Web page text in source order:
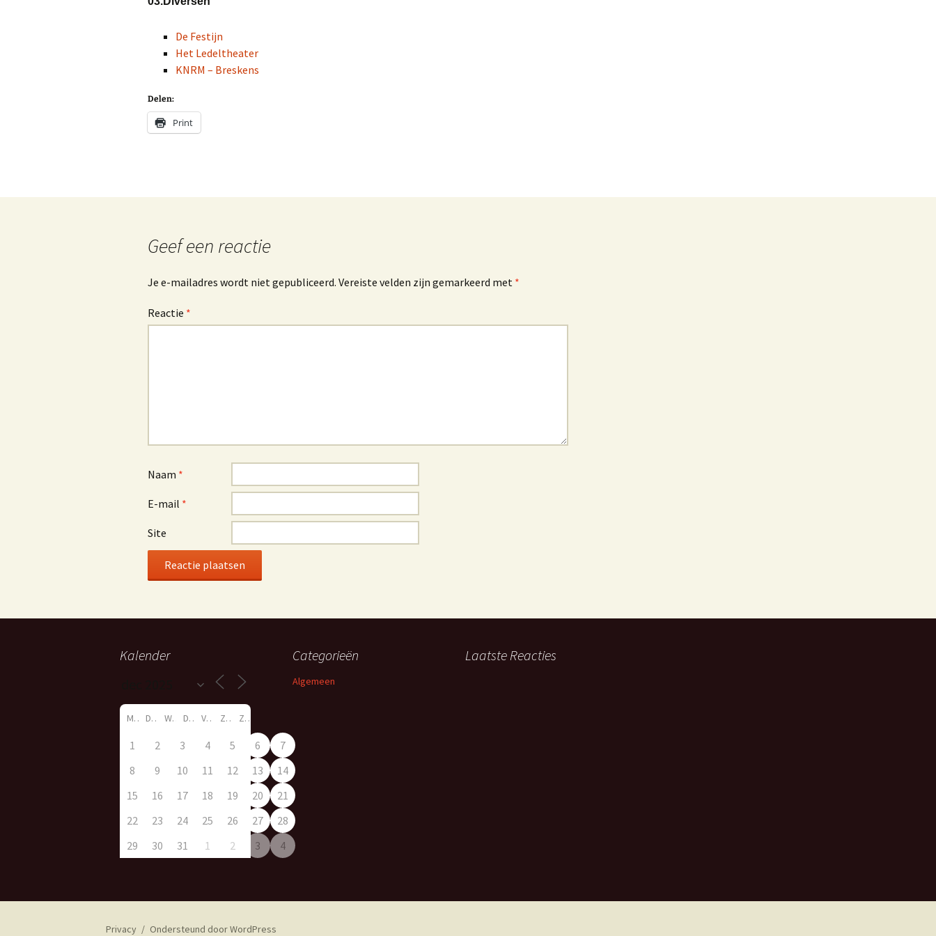
De Festijn
Het Ledeltheater
KNRM – Breskens
Delen:
Print
Geef een reactie
Je e-mailadres wordt niet gepubliceerd. Vereiste velden zijn gemarkeerd met *
Reactie *
Naam *
E-mail *
Site
Kalender
M D W D V Z Z
1 2 3 4 5 6
7
8
9 10 11 12 13
14
15
16 17 18 19 20
21
22
23 24 25 26 27
28
29
30 31 1 2 3 4
Categorieën
Algemeen
Laatste Reacties
Privacy Ondersteund door WordPress